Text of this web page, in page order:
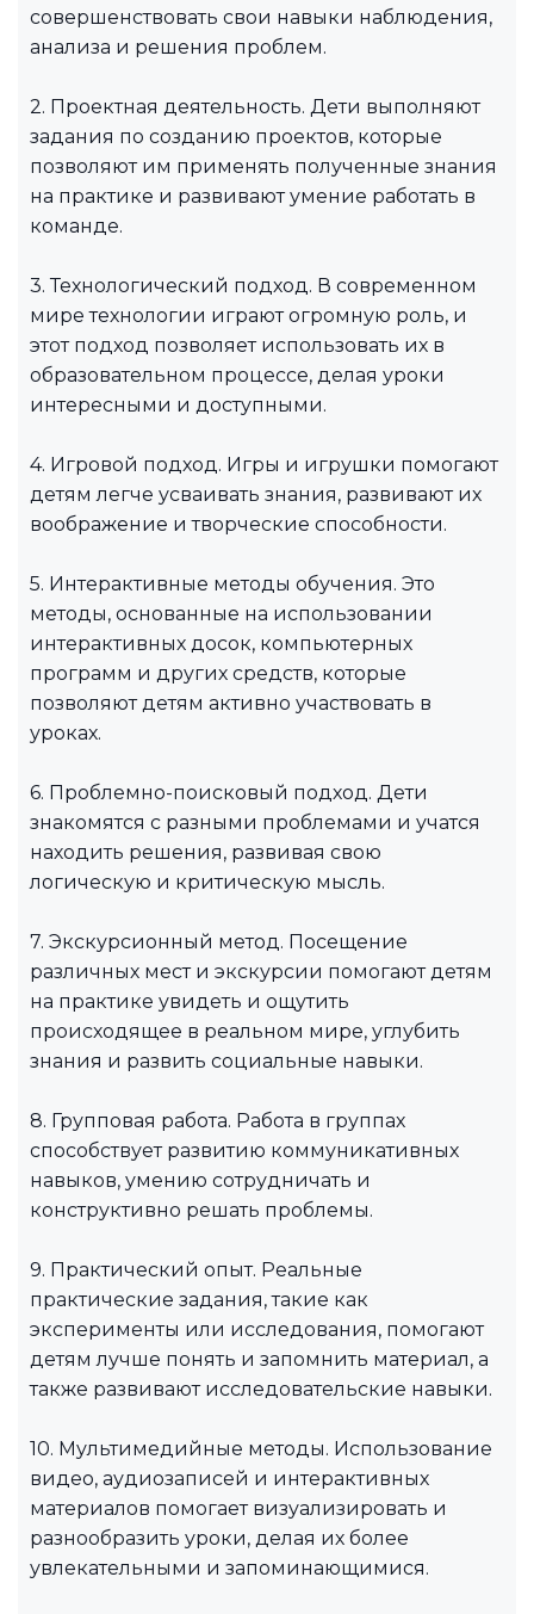
совершенствовать свои навыки наблюдения,
анализа и решения проблем.
2. Проектная деятельность. Дети выполняют
задания по созданию проектов, которые
позволяют им применять полученные знания
на практике и развивают умение работать в
команде.
3. Технологический подход. В современном
мире технологии играют огромную роль, и
этот подход позволяет использовать их в
образовательном процессе, делая уроки
интересными и доступными.
4. Игровой подход. Игры и игрушки помогают
детям легче усваивать знания, развивают их
воображение и творческие способности.
5. Интерактивные методы обучения. Это
методы, основанные на использовании
интерактивных досок, компьютерных
программ и других средств, которые
позволяют детям активно участвовать в
уроках.
6. Проблемно-поисковый подход. Дети
знакомятся с разными проблемами и учатся
находить решения, развивая свою
логическую и критическую мысль.
7. Экскурсионный метод. Посещение
различных мест и экскурсии помогают детям
на практике увидеть и ощутить
происходящее в реальном мире, углубить
знания и развить социальные навыки.
8. Групповая работа. Работа в группах
способствует развитию коммуникативных
навыков, умению сотрудничать и
конструктивно решать проблемы.
9. Практический опыт. Реальные
практические задания, такие как
эксперименты или исследования, помогают
детям лучше понять и запомнить материал, а
также развивают исследовательские навыки.
10. Мультимедийные методы. Использование
видео, аудиозаписей и интерактивных
материалов помогает визуализировать и
разнообразить уроки, делая их более
увлекательными и запоминающимися.